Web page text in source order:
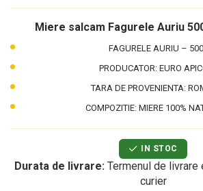
Miere salcam Fagurele Auriu
FAGURELE AURIU –
PRODUCATOR: EURO
TARA DE PROVENIENTA:
COMPOZITIE: MIERE 100%
IN STOC
Durata de livrare: Termenul de
curier